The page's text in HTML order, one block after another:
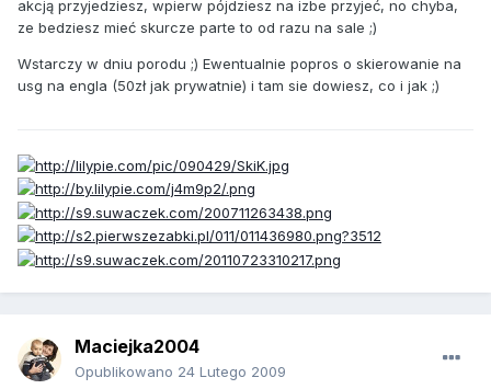
akcją przyjedziesz, wpierw pójdziesz na izbe przyjeć, no chyba,
ze bedziesz mieć skurcze parte to od razu na sale ;)
Wstarczy w dniu porodu ;) Ewentualnie popros o skierowanie na
usg na engla (50zł jak prywatnie) i tam sie dowiesz, co i jak ;)
Maciejka2004
Opublikowano 24 Lutego 2009